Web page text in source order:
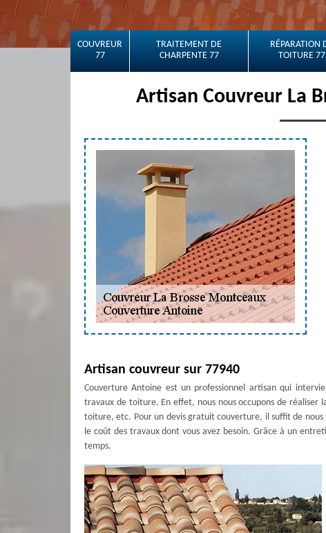
COUVREUR
77
TRAITEMENT DE
CHARPENTE 77
RÉPARATION
TOITURE 77
Artisan Couvreur La
Artisan couvreur sur 77940
Couverture Antoine est un professionnel artisan qui
travaux de toiture. En effet, nous nous occupons de
toiture, etc. Pour un devis gratuit couverture, il suffit de
le coût des travaux dont vous avez besoin. Grâce à un
temps.